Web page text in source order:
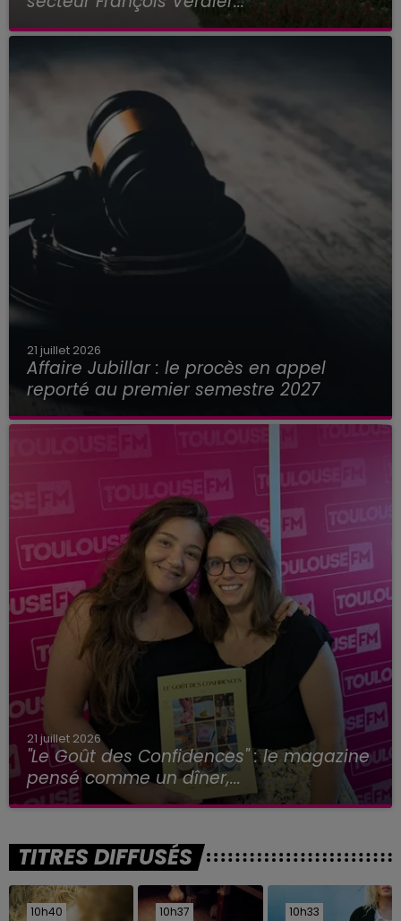
21 juillet 2026
Affaire Jubillar : le procès en appel
reporté au premier semestre 2027
21 juillet 2026
"Le Goût des Confidences" : le magazine
pensé comme un dîner,...
TITRES DIFFUSÉS
10h40
10h40 10h37
10h37 10h33
10h33